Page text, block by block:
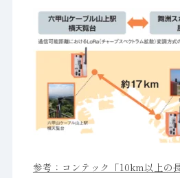
参考：コンテック「10km以上の